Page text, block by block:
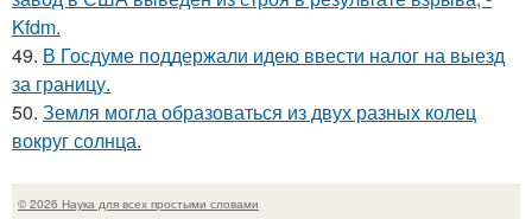
Kfdm.
49. В Госдуме поддержали идею ввести налог на выезд
за границу.
50. Земля могла образоваться из двух разных колец
вокруг солнца.
© 2026 Наука для всех простыми словами